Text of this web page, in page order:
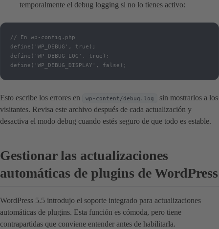
temporalmente el debug logging si no lo tienes activo:
// En wp-config.php
define('WP_DEBUG', true);
define('WP_DEBUG_LOG', true);
define('WP_DEBUG_DISPLAY', false);
Esto escribe los errores en wp-content/debug.log
sin mostrarlos a los
visitantes. Revisa este archivo después de cada actualización y
desactiva el modo debug cuando estés seguro de que todo es estable.
Gestionar las actualizaciones
automáticas de plugins de WordPress
WordPress 5.5 introdujo el soporte integrado para actualizaciones
automáticas de plugins. Esta función es cómoda, pero tiene
contrapartidas que conviene entender antes de habilitarla.